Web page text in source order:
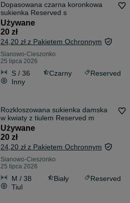
Dopasowana czarna koronkowa
sukienka Reserved s
Używane
20 zł
24,20 zł z Pakietem Ochronnym
Sianowo-Cieszonko
25 lipca 2026
S / 36 Czarny
Reserved
Inny
Rozkloszowana sukienka damska
w kwiaty z tiulem Reserved m
Używane
20 zł
24,20 zł z Pakietem Ochronnym
Sianowo-Cieszonko
25 lipca 2026
M / 38 Biały
Reserved
Tiul